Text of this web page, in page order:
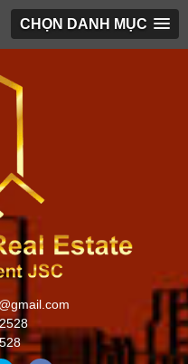
CHỌN DANH MỤC